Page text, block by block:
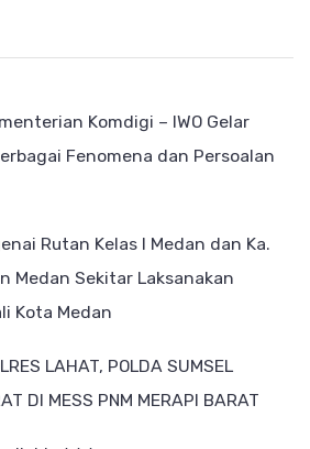
Komdigi – IWO Gelar
Fenomena dan Persoalan
Rutan Kelas I Medan dan Ka.
Medan Sekitar Laksanakan
Kota Medan
LAHAT, POLDA SUMSEL
DI MESS PNM MERAPI BARAT